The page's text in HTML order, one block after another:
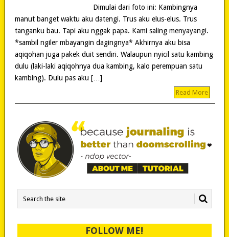
Dimulai dari foto ini: Kambingnya
manut banget waktu aku datengi. Trus aku elus-elus. Trus
tanganku bau. Tapi aku nggak papa. Kami saling menyayangi.
*sambil ngiler mbayangin dagingnya* Akhirnya aku bisa
aqiqohan juga pakek duit sendiri. Walaupun nyicil satu kambing
dulu (laki-laki aqiqohnya dua kambing, kalo perempuan satu
kambing). Dulu pas aku […]
Read More
FOLLOW ME!